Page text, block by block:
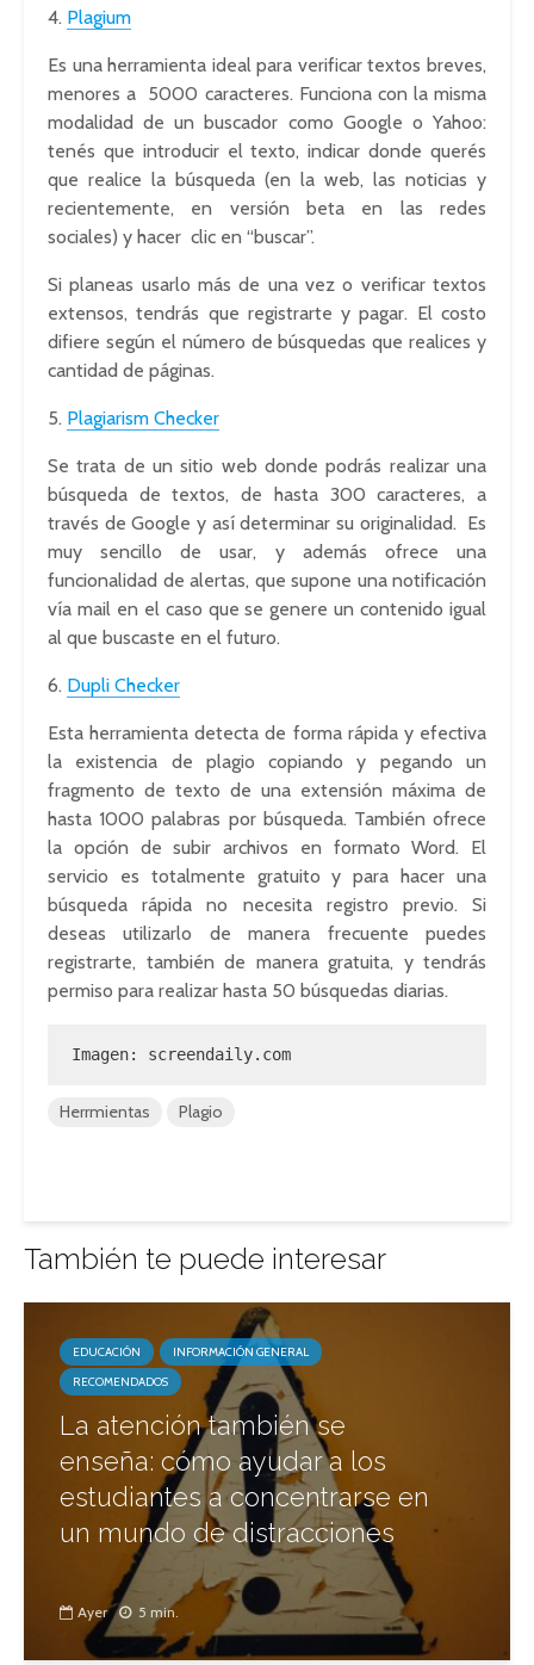
4. Plagium
Es una herramienta ideal para verificar textos breves,
menores a 5000 caracteres. Funciona con la misma
modalidad de un buscador como Google o Yahoo:
tenés que introducir el texto, indicar donde querés
que realice la búsqueda (en la web, las noticias y
recientemente, en versión beta en las redes
sociales) y hacer clic en “buscar”.
Si planeas usarlo más de una vez o verificar textos
extensos, tendrás que registrarte y pagar. El costo
difiere según el número de búsquedas que realices y
cantidad de páginas.
5. Plagiarism Checker
Se trata de un sitio web donde podrás realizar una
búsqueda de textos, de hasta 300 caracteres, a
través de Google y así determinar su originalidad. Es
muy sencillo de usar, y además ofrece una
funcionalidad de alertas, que supone una notificación
vía mail en el caso que se genere un contenido igual
al que buscaste en el futuro.
6. Dupli Checker
Esta herramienta detecta de forma rápida y efectiva
la existencia de plagio copiando y pegando un
fragmento de texto de una extensión máxima de
hasta 1000 palabras por búsqueda. También ofrece
la opción de subir archivos en formato Word. El
servicio es totalmente gratuito y para hacer una
búsqueda rápida no necesita registro previo. Si
deseas utilizarlo de manera frecuente puedes
registrarte, también de manera gratuita, y tendrás
permiso para realizar hasta 50 búsquedas diarias.
Imagen: screendaily.com
Herrmientas Plagio
También te puede interesar
EDUCACIÓN
INFORMACIÓN GENERAL
RECOMENDADOS
La atención también se
enseña: cómo ayudar a los
estudiantes a concentrarse en
un mundo de distracciones
Ayer 5 min.